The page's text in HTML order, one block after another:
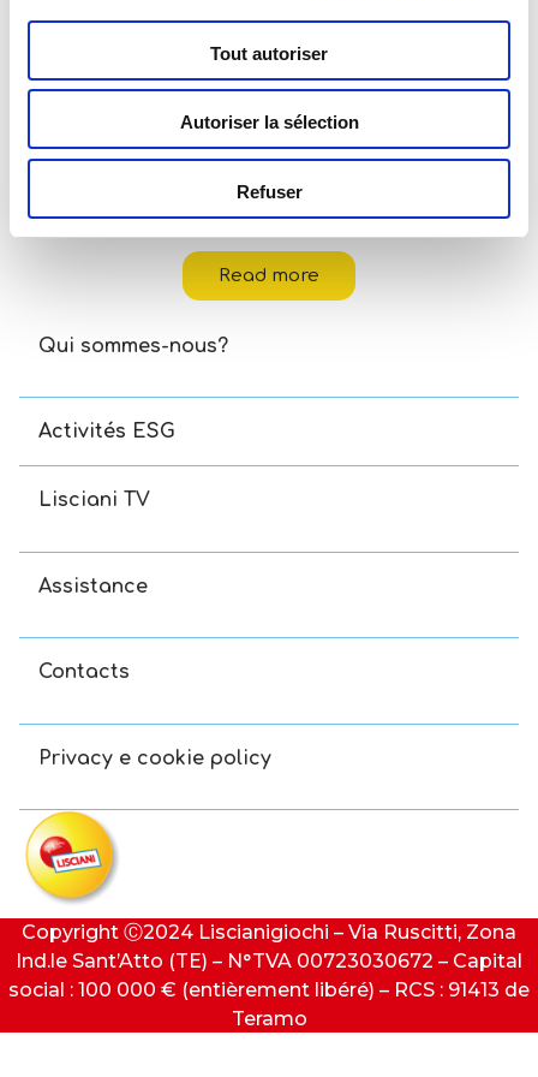
Tout autoriser
Autoriser la sélection
Refuser
Carotina Baby Chatons Logiques
Read more
Qui sommes-nous?
Activités ESG
Lisciani TV
Assistance
Contacts
Privacy e cookie policy
Copyright Ⓒ2024 Liscianigiochi – Via Ruscitti, Zona
Ind.le Sant’Atto (TE) – N°TVA 00723030672 – Capital
social : 100 000 € (entièrement libéré) – RCS : 91413 de
Teramo